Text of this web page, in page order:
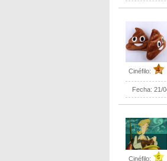
Cinéfilo:
Fecha:21/
Cinéfilo: